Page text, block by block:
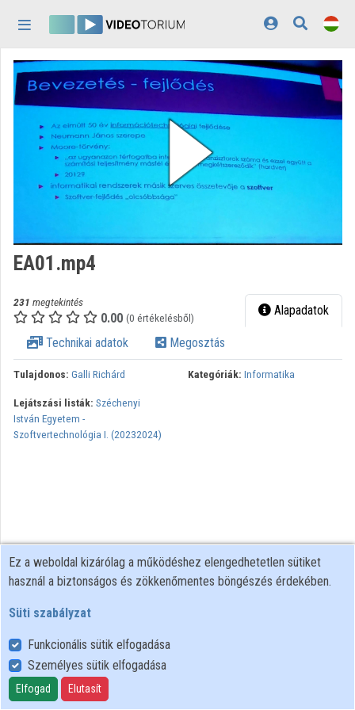
Kezdőlap
Bejelentkezés
Felfedezés
Kategóriák
Lejátszási listák
Közreműködők
Megjelenés:
EA01.mp4
231 megtekintés
0.00 (0 értékelésből) Alapadatok
Technikai adatok Megosztás
Tulajdonos: Galli Richárd Kategóriák: Informatika
Lejátszási listák: Széchenyi
István Egyetem -
Szoftvertechnológia I. (20232024)
Felhasználói szabályzat
Adatkezelési tájékoztató
Süti szabályzat
Ez a weboldal kizárólag a működéshez elengedhetetlen sütiket
használ a biztonságos és zökkenőmentes böngészés érdekében.
Süti szabályzat
Funkcionális sütik elfogadása
Személyes sütik elfogadása
Elfogad Elutasít